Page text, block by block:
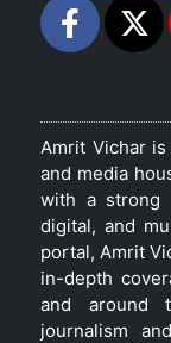
Amrit Vichar
and media
with a strong
digital, and
portal, Amrit
in-depth
and around
journalism